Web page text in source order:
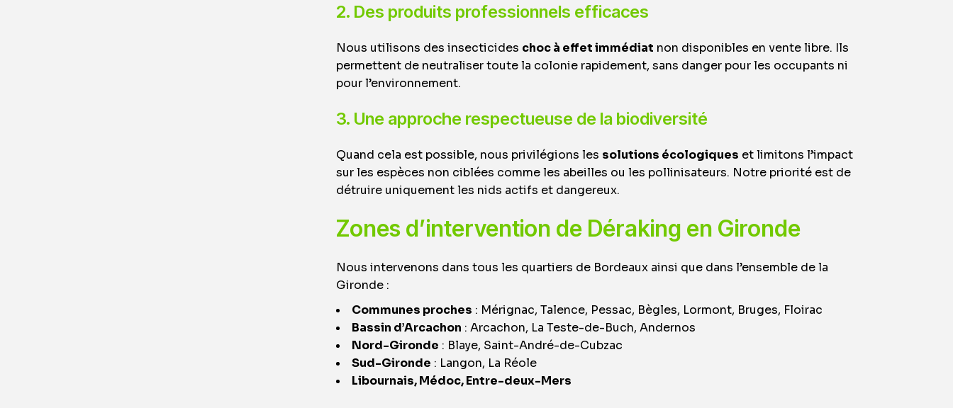
2. Des produits professionnels efficaces
Nous utilisons des insecticides choc à effet immédiat non disponibles en vente libre. Ils
permettent de neutraliser toute la colonie rapidement, sans danger pour les occupants ni
pour l’environnement.
3. Une approche respectueuse de la biodiversité
Quand cela est possible, nous privilégions les solutions écologiques et limitons l’impact
sur les espèces non ciblées comme les abeilles ou les pollinisateurs. Notre priorité est de
détruire uniquement les nids actifs et dangereux.
Zones d’intervention de Déraking en Gironde
Nous intervenons dans tous les quartiers de Bordeaux ainsi que dans l’ensemble de la
Gironde :
Communes proches : Mérignac, Talence, Pessac, Bègles, Lormont, Bruges, Floirac
Bassin d’Arcachon : Arcachon, La Teste-de-Buch, Andernos
Nord-Gironde : Blaye, Saint-André-de-Cubzac
Sud-Gironde : Langon, La Réole
Libournais, Médoc, Entre-deux-Mers